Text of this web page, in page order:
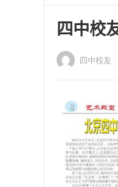
四中校
四中校友